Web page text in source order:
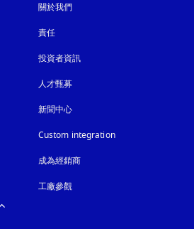
關於我們
責任
投資者資訊
人才甄募
新聞中心
Custom integration
成為經銷商
工廠參觀